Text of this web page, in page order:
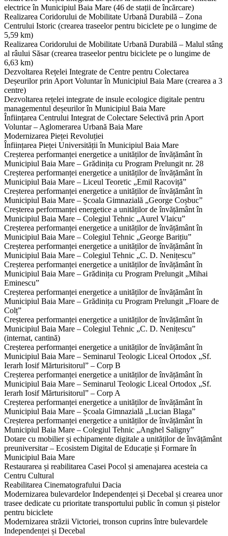
electrice în Municipiul Baia Mare (46 de stații de încărcare)
Realizarea Coridorului de Mobilitate Urbană Durabilă – Zona
Centrului Istoric (crearea traseelor pentru biciclete pe o lungime de
5,59 km)
Realizarea Coridorului de Mobilitate Urbană Durabilă – Malul stâng
al râului Săsar (crearea traseelor pentru biciclete pe o lungime de
6,63 km)
Dezvoltarea Rețelei Integrate de Centre pentru Colectarea
Deșeurilor prin Aport Voluntar în Municipiul Baia Mare (crearea a 3
centre)
Dezvoltarea rețelei integrate de insule ecologice digitale pentru
managementul deșeurilor în Municipiul Baia Mare
Înființarea Centrului Integrat de Colectare Selectivă prin Aport
Voluntar – Aglomerarea Urbană Baia Mare
Modernizarea Pieței Revoluției
Înființarea Pieței Universității în Municipiul Baia Mare
Creșterea performanței energetice a unităților de învățământ în
Municipiul Baia Mare – Grădinița cu Program Prelungit nr. 28
Creșterea performanței energetice a unităților de învățământ în
Municipiul Baia Mare – Liceul Teoretic „Emil Racoviță”
Creșterea performanței energetice a unităților de învățământ în
Municipiul Baia Mare – Școala Gimnazială „George Coșbuc”
Creșterea performanței energetice a unităților de învățământ în
Municipiul Baia Mare – Colegiul Tehnic „Aurel Vlaicu”
Creșterea performanței energetice a unităților de învățământ în
Municipiul Baia Mare – Colegiul Tehnic „George Barițiu”
Creșterea performanței energetice a unităților de învățământ în
Municipiul Baia Mare – Colegiul Tehnic „C. D. Nenițescu”
Creșterea performanței energetice a unităților de învățământ în
Municipiul Baia Mare – Grădinița cu Program Prelungit „Mihai
Eminescu”
Creșterea performanței energetice a unităților de învățământ în
Municipiul Baia Mare – Grădinița cu Program Prelungit „Floare de
Colț”
Creșterea performanței energetice a unităților de învățământ în
Municipiul Baia Mare – Colegiul Tehnic „C. D. Nenițescu”
(internat, cantină)
Creșterea performanței energetice a unităților de învățământ în
Municipiul Baia Mare – Seminarul Teologic Liceal Ortodox „Sf.
Ierarh Iosif Mărturisitorul” – Corp B
Creșterea performanței energetice a unităților de învățământ în
Municipiul Baia Mare – Seminarul Teologic Liceal Ortodox „Sf.
Ierarh Iosif Mărturisitorul” – Corp A
Creșterea performanței energetice a unităților de învățământ în
Municipiul Baia Mare – Școala Gimnazială „Lucian Blaga”
Creșterea performanței energetice a unităților de învățământ în
Municipiul Baia Mare – Colegiul Tehnic „Anghel Saligny”
Dotare cu mobilier și echipamente digitale a unităților de învățământ
preuniversitar – Ecosistem Digital de Educație și Formare în
Municipiul Baia Mare
Restaurarea și reabilitarea Casei Pocol și amenajarea acesteia ca
Centru Cultural
Reabilitarea Cinematografului Dacia
Modernizarea bulevardelor Independenței și Decebal și crearea unor
trasee dedicate cu prioritate transportului public în comun și pistelor
pentru biciclete
​Modernizarea străzii Victoriei, tronson cuprins între bulevardele
Independenței și Decebal